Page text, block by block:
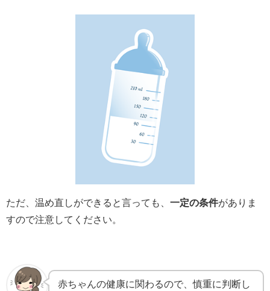
ただ、温め直しができると言っても、 一定の条件がありま
すので注意してください。
赤ちゃんの健康に関わるので、慎重に判断し